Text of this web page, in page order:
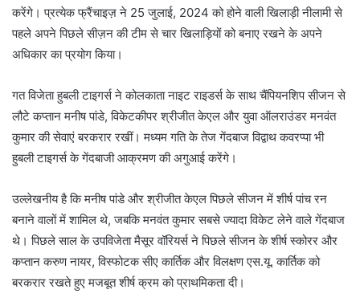
करेंगे। प्रत्येक फ्रैंचाइज़ ने 25 जुलाई, 2024 को होने वाली खिलाड़ी नीलामी से
पहले अपने पिछले सीज़न की टीम से चार खिलाड़ियों को बनाए रखने के अपने
अधिकार का प्रयोग किया।
गत विजेता हुबली टाइगर्स ने कोलकाता नाइट राइडर्स के साथ चैंपियनशिप सीजन से
लौटे कप्तान मनीष पांडे, विकेटकीपर श्रीजीत केएल और युवा ऑलराउंडर मनवंत
कुमार की सेवाएं बरकरार रखीं। मध्यम गति के तेज गेंदबाज विद्वाथ कवरप्पा भी
हुबली टाइगर्स के गेंदबाजी आक्रमण की अगुआई करेंगे।
उल्लेखनीय है कि मनीष पांडे और श्रीजीत केएल पिछले सीजन में शीर्ष पांच रन
बनाने वालों में शामिल थे, जबकि मनवंत कुमार सबसे ज्यादा विकेट लेने वाले गेंदबाज
थे। पिछले साल के उपविजेता मैसूर वॉरियर्स ने पिछले सीजन के शीर्ष स्कोरर और
कप्तान करुण नायर, विस्फोटक सीए कार्तिक और विलक्षण एस.यू. कार्तिक को
बरकरार रखते हुए मजबूत शीर्ष क्रम को प्राथमिकता दी।